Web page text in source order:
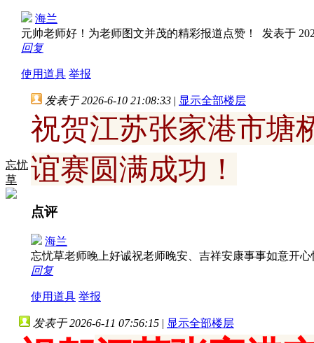
海兰
元帅老师好！为老师图文并茂的精彩报道点赞！ 发表于
回复
使用道具 举报
忘忧
草
发表于 2026-6-10 21:08:33 | 显示全部楼层
祝贺江苏张家港市塘
谊赛圆满成功！
点评
海兰
忘忧草老师晚上好诚祝老师晚安、吉祥安康事事如意开
回复
使用道具 举报
发表于 2026-6-11 07:56:15 | 显示全部楼层